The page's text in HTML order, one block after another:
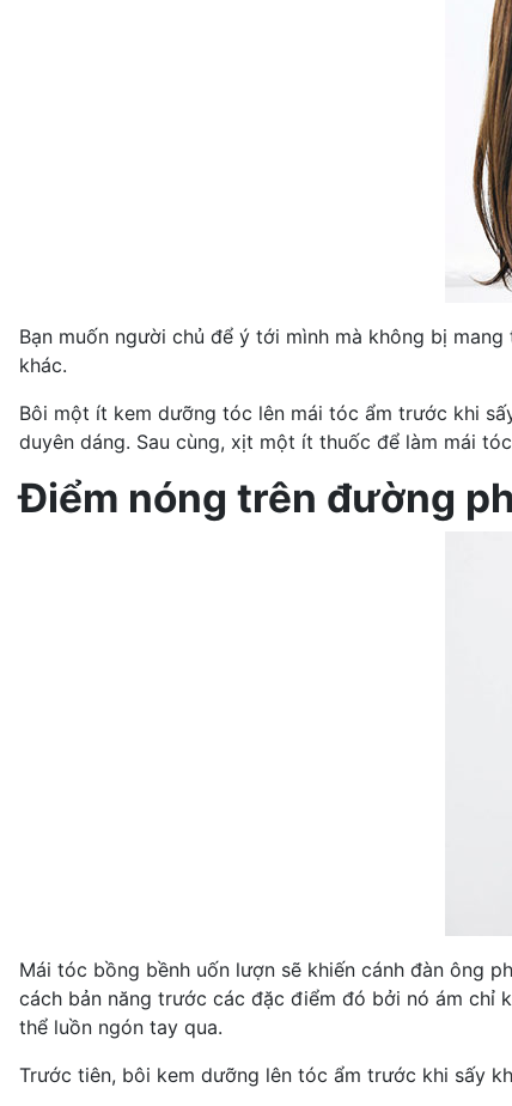
Bạn muốn người chủ để ý tới mình mà không bị
khác.
Bôi một ít kem dưỡng tóc lên mái tóc ẩm trước khi
duyên dáng. Sau cùng, xịt một ít thuốc để làm mái
Điểm nóng trên đường
Mái tóc bồng bềnh uốn lượn sẽ khiến cánh đàn ông
cách bản năng trước các đặc điểm đó bởi nó ám chỉ
thể luồn ngón tay qua.
Trước tiên, bôi kem dưỡng lên tóc ẩm trước khi sấy